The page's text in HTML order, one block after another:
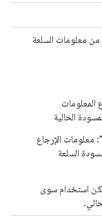
من معلومات السلعة
المعلومات
الحالية
": معلومات الإرجاع
السلعة
استخدام سوى